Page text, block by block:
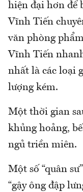
hiện đại hơn để
Vĩnh Tiến
văn phòng
Vĩnh Tiến
nhất là các loại
lượng kém.
Một thời gian
khủng hoảng,
ngủ triền miên.
Một số “quân
“gậy ông đập